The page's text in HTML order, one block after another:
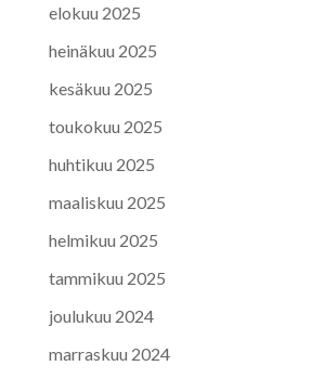
elokuu 2025
heinäkuu 2025
kesäkuu 2025
toukokuu 2025
huhtikuu 2025
maaliskuu 2025
helmikuu 2025
tammikuu 2025
joulukuu 2024
marraskuu 2024